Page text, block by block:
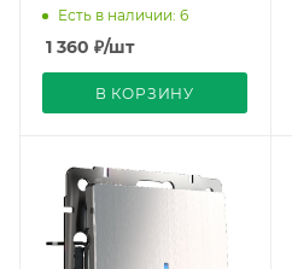
матовый IP20 10А 250В
Есть в наличии: 6
1 360 ₽/шт
В КОРЗИНУ